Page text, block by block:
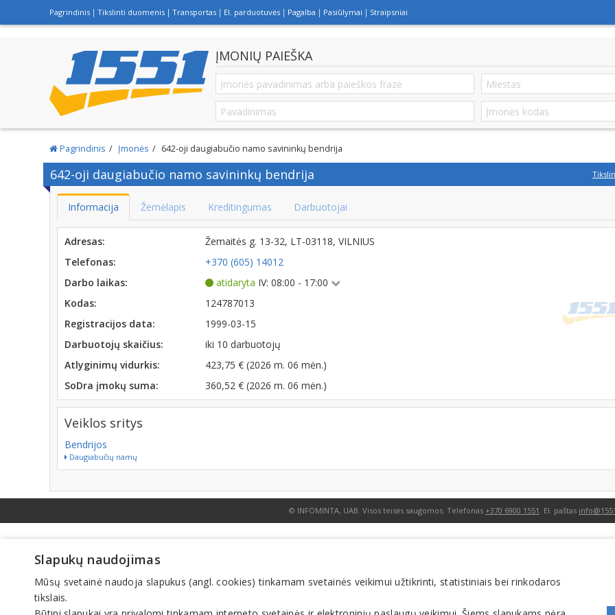
Pagrindinis Tikslinti duomenis Transportas El. parduotuvės Pagalba Pasiūlymai Straipsniai
ĮMONIŲ PAIEŠKA
Pagrindinis Įmonės 642-oji daugiabučio namo savininkų bendrija
642-oji daugiabučio namo savininkų bendrija
Informacija Žemėlapis Kreditingumas Darbuotojai
Adresas:
Žemaitės g. 13-32, LT-03118, VILNIUS
Telefonas:
+370 (605) 14012
Darbo laikas:
atidaryta IV: 08:00 - 17:00
Kodas:
124787013
Registracijos data:
1999-03-15
Darbuotojų skaičius:
iki 10 darbuotojų
Atlyginimų vidurkis:
423,75 € (2026 m. 06 mėn.)
SoDra įmokų suma:
360,52 € (2026 m. 06 mėn.)
Veiklos sritys
Bendrijos
Daugiabučių namų
© INFOMINTA, UAB. Visos teisės saugomos. Telefonas +370 6900 1551 . El. paštas
Slapukų naudojimas
Mūsų svetainė naudoja slapukus (angl. cookies) tinkamam svetainės veikimui užtikrinti, statistiniais bei rinkodaros
tikslais.